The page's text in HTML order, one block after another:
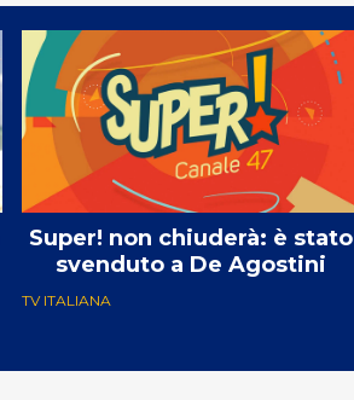
Super! non chiuderà: è stato
svenduto a De Agostini
TV ITALIANA